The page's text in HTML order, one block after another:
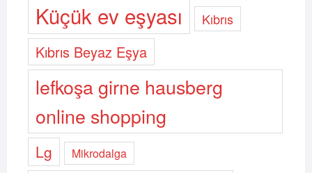
Küçük ev eşyası Kıbrıs
Kıbrıs Beyaz Eşya
lefkoşa girne hausberg
online shopping
Lg Mikrodalga